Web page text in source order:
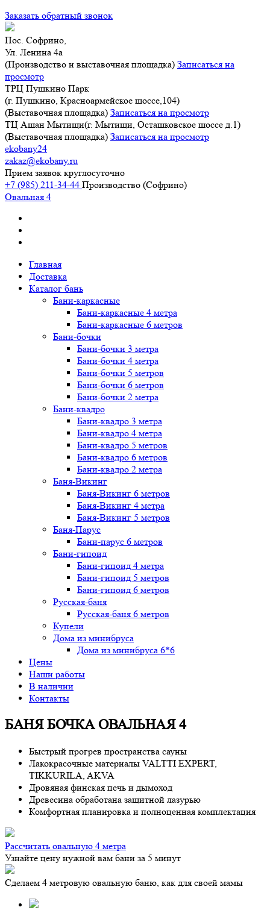
Заказать обратный звонок
Пос. Софрино,
Ул. Ленина 4а
(Производство и выставочная площадка) Записаться на
просмотр
ТРЦ Пушкино Парк
(г. Пушкино, Красноармейское шоссе,104)
(Выставочная площадка) Записаться на просмотр
ТЦ Ашан Мытищи(г. Мытищи, Осташковское шоссе д.1)
(Выставочная площадка) Записаться на просмотр
ekobany24
zakaz@ekobany.ru
Прием заявок круглосуточно
+7 (985) 211-34-44 Производство (Софрино)
Овальная 4
Главная
Доставка
Каталог бань
Бани-каркасные
Бани-каркасные 4 метра
Бани-каркасные 6 метров
Бани-бочки
Бани-бочки 3 метра
Бани-бочки 4 метра
Бани-бочки 5 метров
Бани-бочки 6 метров
Бани-бочки 2 метра
Бани-квадро
Бани-квадро 3 метра
Бани-квадро 4 метра
Бани-квадро 5 метров
Бани-квадро 6 метров
Бани-квадро 2 метра
Баня-Викинг
Баня-Викинг 6 метров
Баня-Викинг 4 метра
Баня-Викинг 5 метров
Баня-Парус
Бани-парус 6 метров
Бани-гипоид
Бани-гипоид 4 метра
Бани-гипоид 5 метров
Бани-гипоид 6 метров
Русская-баня
Русская-баня 6 метров
Купели
Дома из минибруса
Дома из минибруса 6*6
Цены
Наши работы
В наличии
Контакты
БАНЯ БОЧКА ОВАЛЬНАЯ 4
Быстрый прогрев пространства сауны
Лакокрасочные материалы VALTTI EXPERT,
TIKKURILA, AKVA
Дровяная финская печь и дымоход
Древесина обработана защитной лазурью
Комфортная планировка и полноценная комплектация
Рассчитать овальную 4 метра
Узнайте цену нужной вам бани за 5 минут
Сделаем 4 метровую овальную баню, как для своей мамы